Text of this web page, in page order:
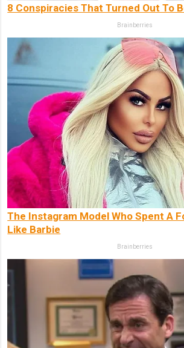
8 Conspiracies That Turned Out To
Brainberries
The Instagram Model Who Spent A
Like Barbie
Brainberries